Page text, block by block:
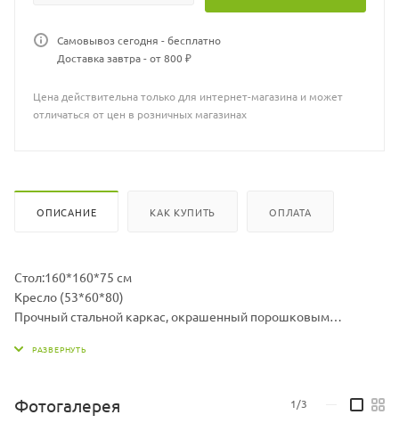
Самовывоз сегодня - бесплатно
Доставка завтра - от 800 ₽
Цена действительна только для интернет-магазина и может
отличаться от цен в розничных магазинах
ОПИСАНИЕ КАК КУПИТЬ ОПЛАТА
Стол:160*160*75 см
Кресло (53*60*80)
Прочный стальной каркас, окрашенный порошковым
Нить плоская.
Изделие не боится влаги, прямых солнечных лучей, мороза.
Температура эксплуатации от -16 до + 50.
Фотогалерея 1/3